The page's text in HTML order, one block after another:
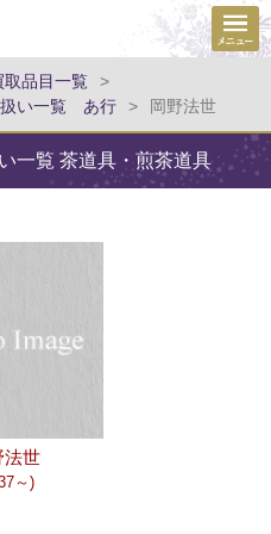
取品目一覧
>
扱い一覧 あ行
> 岡野法世
一覧 茶道具・煎茶道具
法世
～)